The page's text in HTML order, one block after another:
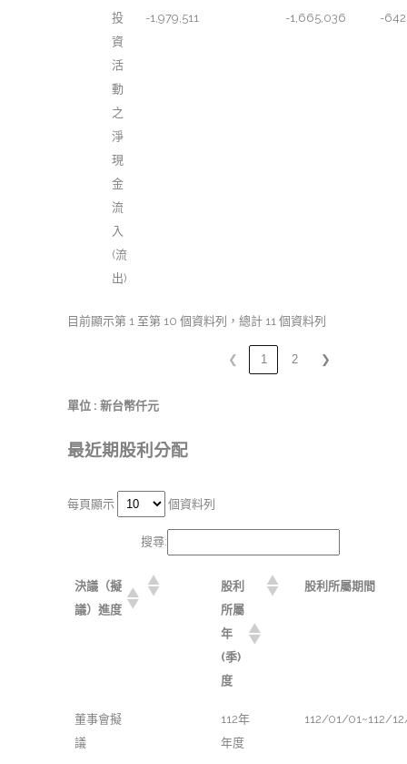
投
資
活
動
之
淨
現
金
流
入
(流
出)
-1,979,511 -1,665,036 -
目前顯示第 1 至第 10 個資料列，總計 11 個資料列
❮ 1 2 ❯
單位 : 新台幣仟元
最近期股利分配
每頁顯示 個資料列
搜尋:
決議（擬
議）進度
股利
所屬
年
(季)
度
股利所屬期間
董事會擬
議
112年
年度
112/01/01~112/